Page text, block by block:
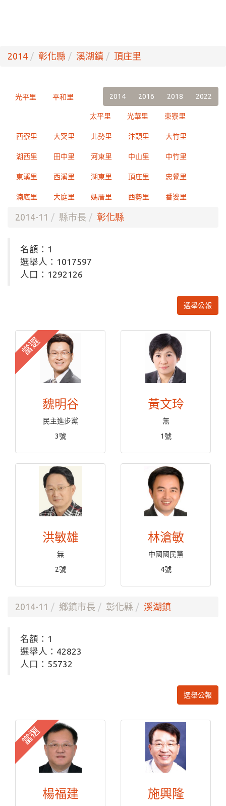
2014 彰化縣 溪湖鎮 頂庄里
2014 2016 2018 2022
光平里 平和里
太平里 光華里 東寮里
西寮里 大突里 北勢里 汴頭里 大竹里
湖西里 田中里 河東里 中山里 中竹里
東溪里 西溪里 湖東里 頂庄里 忠覺里
湳底里 大庭里 媽厝里 西勢里 番婆里
2014-11 縣市長 彰化縣
名額：1
選舉人：1017597
人口：1292126
選舉公報
當選
魏明谷
民主進步黨
3號
黃文玲
無
1號
洪敏雄
無
2號
林滄敏
中國國民黨
4號
2014-11 鄉鎮市長 彰化縣 溪湖鎮
名額：1
選舉人：42823
人口：55732
選舉公報
當選
楊福建 施興隆